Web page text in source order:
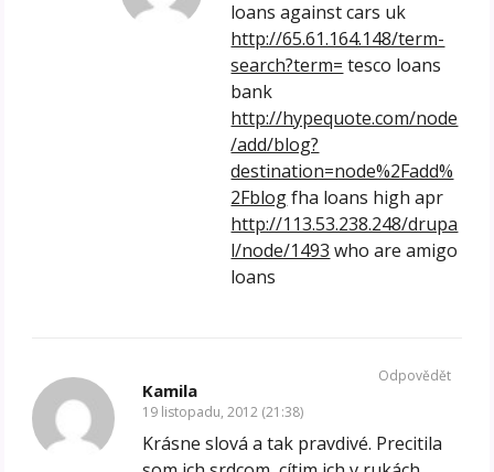
loans against cars uk
http://65.61.164.148/term-
search?term= tesco loans
bank
http://hypequote.com/node
/add/blog?
destination=node%2Fadd%
2Fblogfha loans high apr
http://113.53.238.248/drupa
l/node/1493 who are amigo
loans
Kamila
19 listopadu, 2012 (21:38)
Krásne slová a tak pravdivé. Precitila
Odpovědět